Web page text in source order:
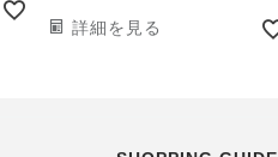
詳細を見る